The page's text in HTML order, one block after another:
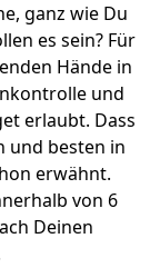
ganz wie Du
es sein? Für
Hände in
und
erlaubt. Dass
und besten in
erwähnt.
von 6
Deinen